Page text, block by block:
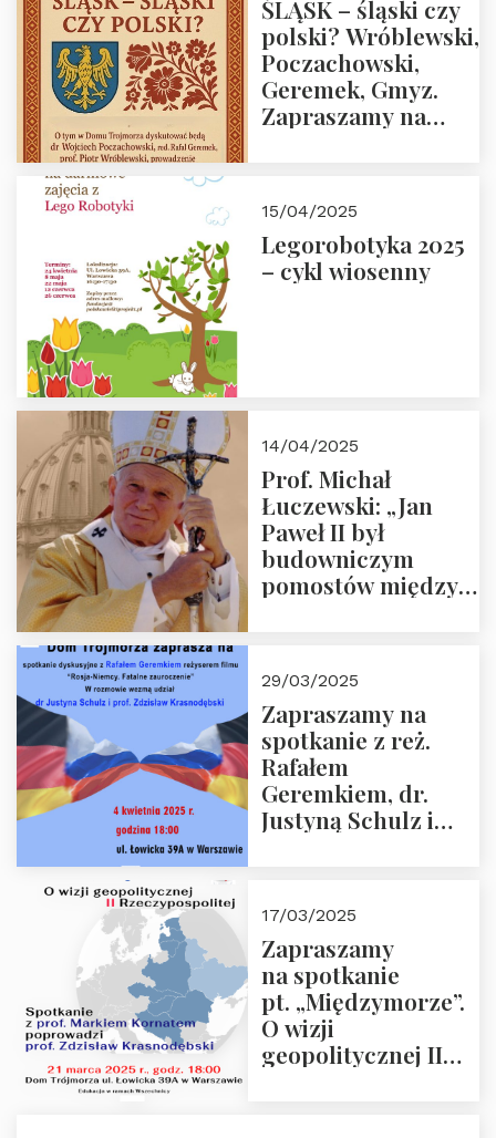
ŚLĄSK – śląski czy
polski? Wróblewski,
Poczachowski,
Geremek, Gmyz.
Zapraszamy na
Trójmorza.
15/04/2025
Legorobotyka 2025
– cykl wiosenny
14/04/2025
Prof. Michał
Łuczewski: „Jan
Paweł II był
budowniczym
pomostów między
29/03/2025
Zapraszamy na
spotkanie z reż.
Rafałem
Geremkiem, dr.
Justyną Schulz i
“Rosja-Niemcy…”
17/03/2025
Zapraszamy
na spotkanie
pt. „Międzymorze”.
O wizji
geopolitycznej II